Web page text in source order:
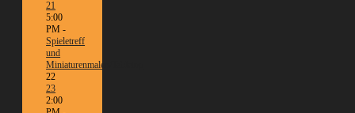
21
5:00
PM -
Spieletreff
und
Miniaturenmalen/Tabletop
22
23
2:00